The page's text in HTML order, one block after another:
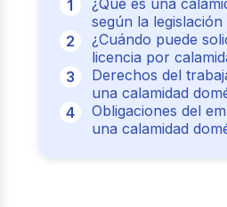
según la
¿Cuándo puede
licencia por
Derechos del
una calamidad
Obligaciones del
una calamidad